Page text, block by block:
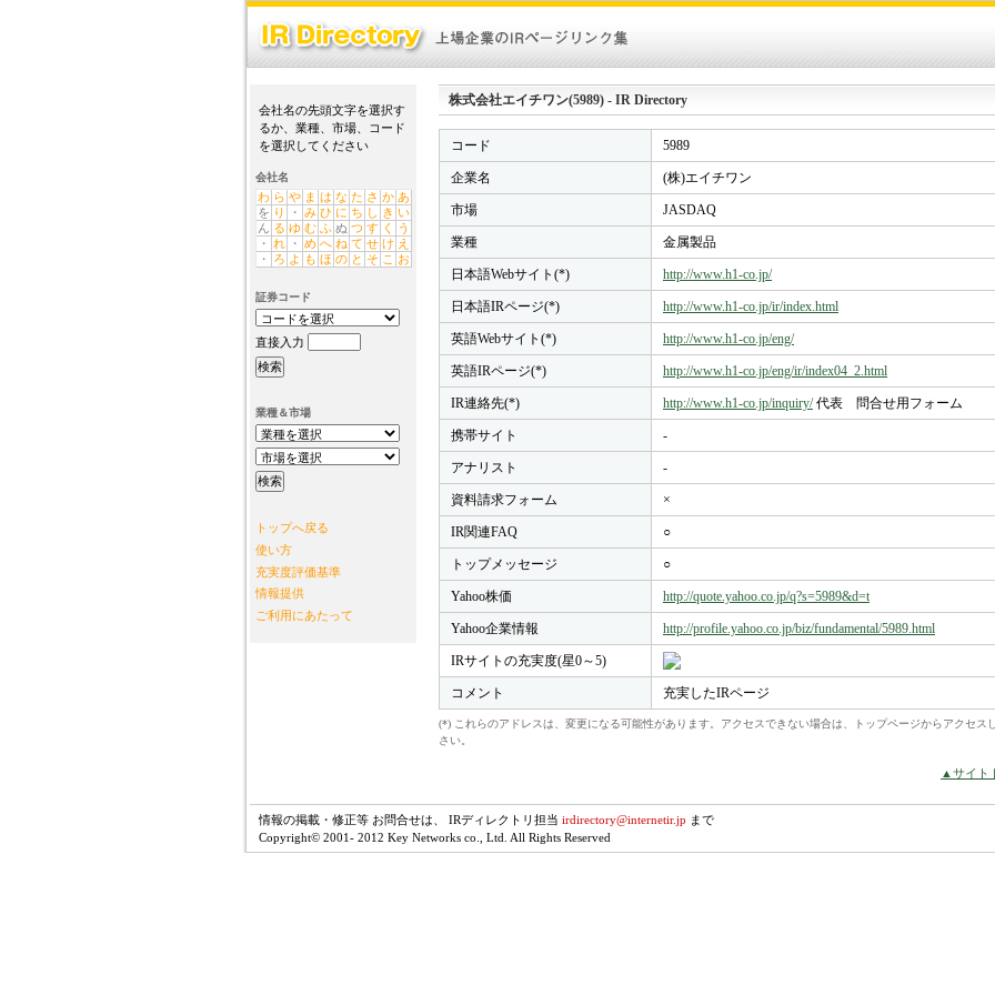
会社名の先頭文字を選択す
るか、業種、市場、コード
を選択してください
会社名
わ ら や ま は な た さ か あ
を り ・ み ひ に ち し き い
ん る ゆ む ふ ぬ つ す く
う
・ れ ・ め へ ね て せ け え
・
ろ よ も ほ の と そ こ お
証券コード
直接入力
業種＆市場
トップへ戻る
使い方
充実度評価基準
情報提供
ご利用にあたって
株式会社エイチワン(5989) - IR Directory
コード 5989
企業名 (株)エイチワン
市場 JASDAQ
業種 金属製品
日本語Webサイト(*) http://www.h1-co.jp/
日本語IRページ(*) http://www.h1-co.jp/ir/index.html
英語Webサイト(*) http://www.h1-co.jp/eng/
英語IRページ(*) http://www.h1-co.jp/eng/ir/index04_2.html
IR連絡先(*) http://www.h1-co.jp/inquiry/代表 問合せ用フォーム
携帯サイト -
アナリスト -
資料請求フォーム ×
IR関連FAQ ○
トップメッセージ ○
Yahoo株価 http://quote.yahoo.co.jp/q?s=5989&d=t
Yahoo企業情報 http://profile.yahoo.co.jp/biz/fundamental/5989.html
IRサイトの充実度(星0～5)
コメント 充実したIRページ
(*) これらのアドレスは、変更になる可能性があります。アクセスできない場合は、トップページからアクセス
さい。
▲サイト
情報の掲載・修正等 お問合せは、 IRディレクトリ担当 irdirectory@internetir.jp まで
Copyright© 2001- 2012 Key Networks co., Ltd. All Rights Reserved